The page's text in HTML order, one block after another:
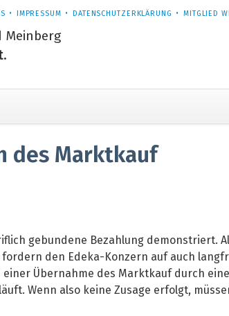
IMPRESSUM DATENSCHUTZERKLÄRUNG MITGLIED
Meinberg
des Marktkauf
gebundene Bezahlung demonstriert.
den Edeka-Konzern auf auch
Übernahme des Marktkauf durch
Wenn also keine Zusage erfolgt,